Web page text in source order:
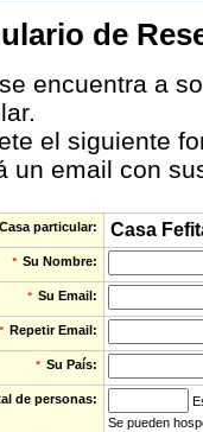
de
encuentra a
el siguiente
un email con
Casa particular: Casa
* Su Nombre:
* Su Email:
* Repetir Email:
* Su País:
de personas:
Se pueden